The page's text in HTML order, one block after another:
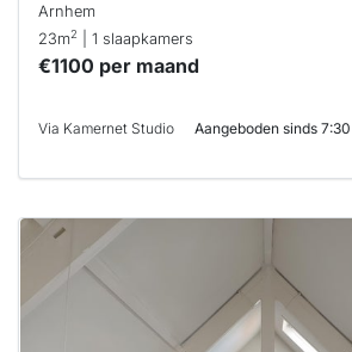
Arnhem
23m2 | 1 slaapkamers
€1100 per maand
Via Kamernet Studio Aangeboden sinds 7:30
Deze woning
is
waarschijnlijk
al verhuurd
Om kans te
maken moet je